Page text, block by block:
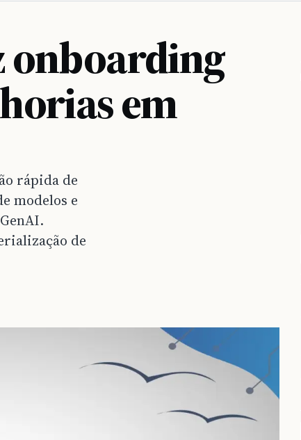
onboarding
em
rápida de
modelos e
de